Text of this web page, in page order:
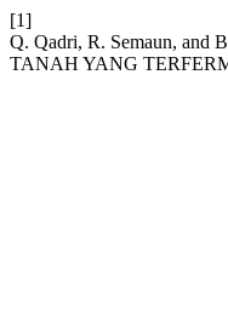
[1]
Q. Qadri, R. Semaun,
TANAH YANG